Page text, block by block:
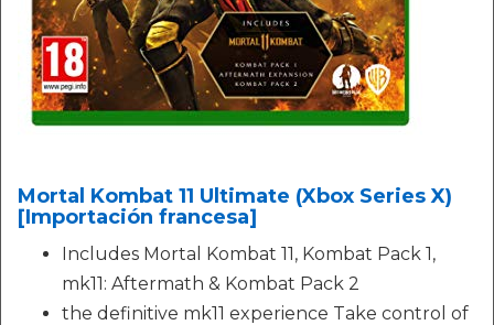
Mortal Kombat 11 Ultimate (Xbox Series X)
[Importación francesa]
Includes Mortal Kombat 11, Kombat Pack 1,
mk11: Aftermath & Kombat Pack 2
the definitive mk11 experience Take control of